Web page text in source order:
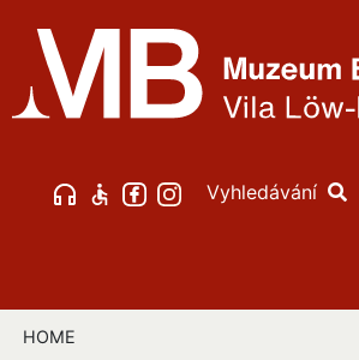
Vyhledávání
HOME